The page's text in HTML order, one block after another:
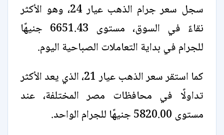
سجل سعر جرام الذهب عيار 24، وهو الأكثر
نقاءً في السوق، مستوى 6651.43 جنيهًا
للجرام في بداية التعاملات الصباحية اليوم.
كما استقر سعر الذهب عيار 21، الذي يعد الأكثر
تداولًا في محافظات مصر المختلفة، عند
مستوى 5820.00 جنيهًا للجرام الواحد.